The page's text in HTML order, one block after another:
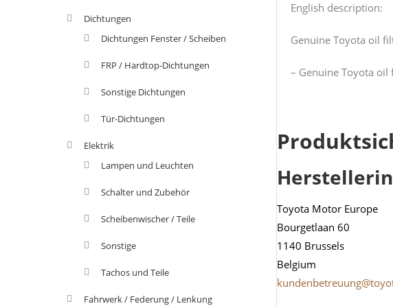
English description:
Genuine Toyota oil
– Genuine Toyota oil
Toyota Motor Europe
Bourgetlaan 60
1140 Brussels
Belgium
Dichtungen
Dichtungen Fenster / Scheiben
FRP / Hardtop-Dichtungen
Sonstige Dichtungen
Tür-Dichtungen
Elektrik
Lampen und Leuchten
Schalter und Zubehör
Scheibenwischer / Teile
Sonstige
Tachos und Teile
Fahrwerk / Federung / Lenkung